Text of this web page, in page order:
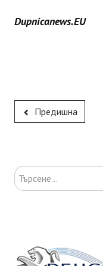
Dupnicanews.EU
Предишна
Търсене...